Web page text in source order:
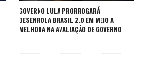
GOVERNO LULA PRORROGARÁ
DESENROLA BRASIL 2.0 EM MEIO A
MELHORA NA AVALIAÇÃO DE GOVERNO